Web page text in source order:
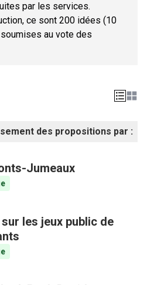
par les services.
ce sont 200 idées (10
au vote des
des propositions par :
Jumeaux
les jeux public de